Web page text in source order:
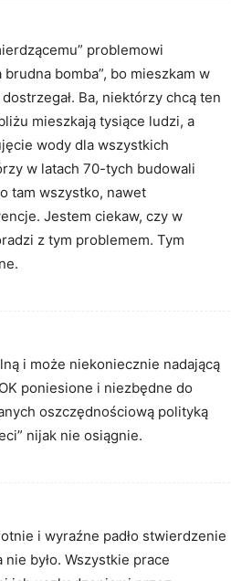
problemowi
bomba”, bo mieszkam w
Ba, niektórzy chcą ten
mieszkają tysiące ludzi, a
wody dla wszystkich
w latach 70-tych budowali
tam wszystko, nawet
Jestem ciekaw, czy w
z tym problemem. Tym
i może niekoniecznie nadającą
poniesione i niezbędne do
oszczędnościową polityką
nijak nie osiągnie.
i wyraźne padło stwierdzenie
było. Wszystkie prace